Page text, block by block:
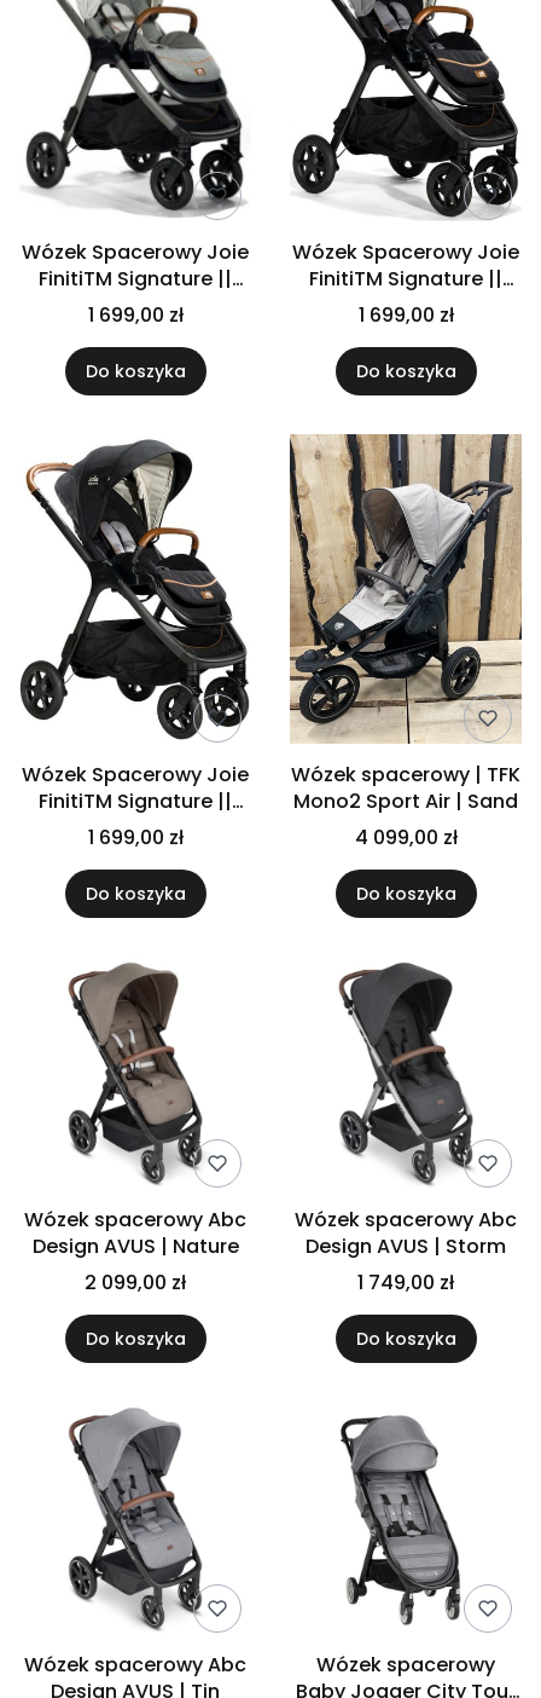
Wózek Spacerowy Joie
FinitiTM Signature ||
OYSTER
1 699,00 zł
Do koszyka
Wózek Spacerowy Joie
FinitiTM Signature ||
Carbon
1 699,00 zł
Do koszyka
Wózek Spacerowy Joie
FinitiTM Signature ||
Eclipse
1 699,00 zł
Do koszyka
Wózek spacerowy | TFK
Mono2 Sport Air | Sand
4 099,00 zł
Do koszyka
Wózek spacerowy Abc
Design AVUS | Nature
2 099,00 zł
Do koszyka
Wózek spacerowy Abc
Design AVUS | Storm
1 749,00 zł
Do koszyka
Wózek spacerowy Abc
Design AVUS | Tin
Wózek spacerowy
Baby Jogger City Tour